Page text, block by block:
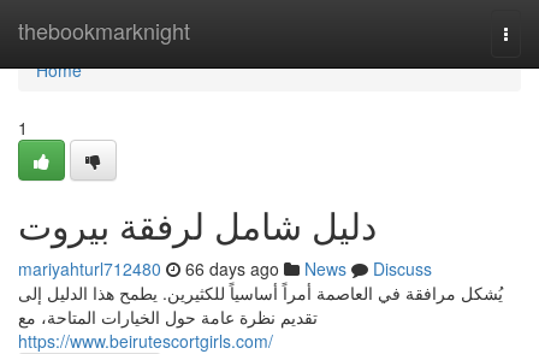
thebookmarknight
Home
Home
1
دليل شامل لرفقة بيروت
mariyahturl712480 66 days ago News
Discuss
يُشكل مرافقة في العاصمة أمراً أساسياً للكثيرين. يطمح هذا الدليل إلى
تقديم نظرة عامة حول الخيارات المتاحة، مع
https://www.beirutescortgirls.com/